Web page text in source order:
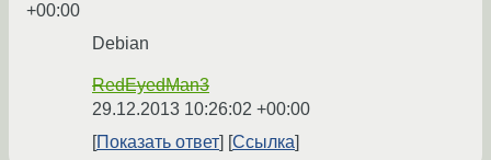
+00:00
Debian
RedEyedMan3
29.12.2013 10:26:02 +00:00
Показать ответ
Ссылка